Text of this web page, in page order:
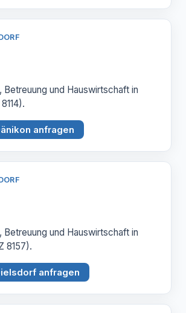
und Hauswirtschaft in
anfragen
und Hauswirtschaft in
8157).
anfragen